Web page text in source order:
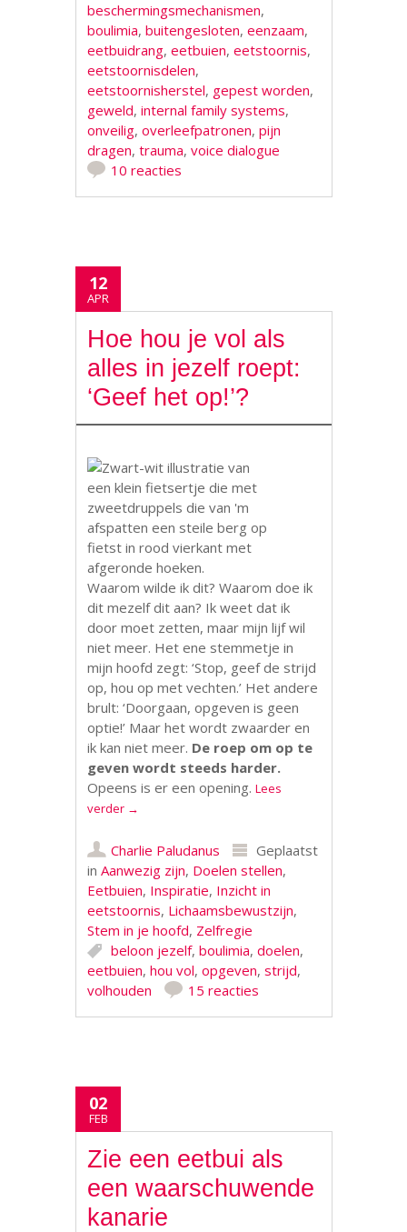
beschermingsmechanismen,
boulimia,buitengesloten,eenzaam,
eetbuidrang,eetbuien,eetstoornis,
eetstoornisdelen,
eetstoornisherstel, gepest worden,
geweld,internal family systems,
onveilig,overleefpatronen,pijn
dragen,trauma,voice dialogue
10 reacties
12
APR
Hoe hou je vol als
alles in jezelf roept:
‘Geef het op!’?
Waarom wilde ik dit? Waarom doe ik
dit mezelf dit aan? Ik weet dat ik
door moet zetten, maar mijn lijf wil
niet meer. Het ene stemmetje in
mijn hoofd zegt: ‘Stop, geef de strijd
op, hou op met vechten.’ Het andere
brult: ‘Doorgaan, opgeven is geen
optie!’ Maar het wordt zwaarder en
ik kan niet meer. De roep om op te
geven wordt steeds harder.
Opeens is er een opening.Lees
verder →
Charlie Paludanus
Geplaatst
inAanwezig zijn, Doelen stellen,
Eetbuien, Inspiratie, Inzicht in
eetstoornis, Lichaamsbewustzijn,
Stem in je hoofd, Zelfregie
beloon jezelf,boulimia,doelen,
eetbuien,hou vol,opgeven,strijd,
volhouden
15 reacties
02
FEB
Zie een eetbui als
een waarschuwende
kanarie